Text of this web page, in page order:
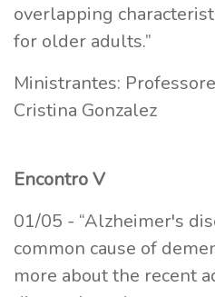
overlapping
for older adults.”
Ministrantes:
Cristina Gonzalez
Encontro V
01/05 - “Alzheimer's
common cause of
more about the recent